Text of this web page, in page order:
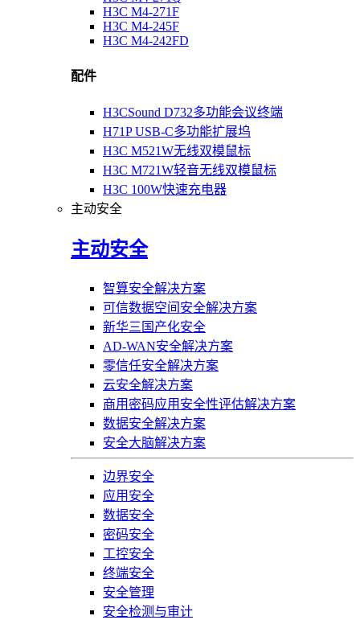
H3C M4-271F
H3C M4-245F
H3C M4-242FD
配件
H3CSound D732多功能会议终端
H71P USB-C多功能扩展坞
H3C M521W无线双模鼠标
H3C M721W轻音无线双模鼠标
H3C 100W快速充电器
主动安全
主动安全
智算安全解决方案
可信数据空间安全解决方案
新华三国产化安全
AD-WAN安全解决方案
零信任安全解决方案
云安全解决方案
商用密码应用安全性评估解决方案
数据安全解决方案
安全大脑解决方案
边界安全
应用安全
数据安全
密码安全
工控安全
终端安全
安全管理
安全检测与审计